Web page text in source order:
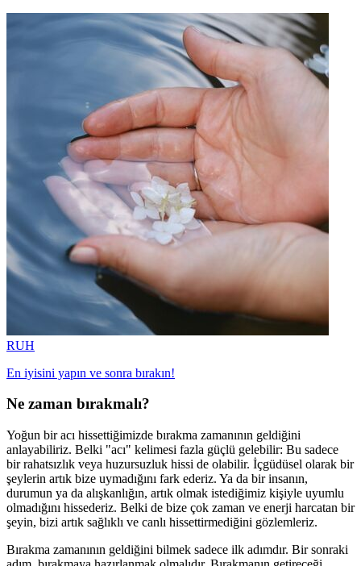
RUH
En iyisini yapın ve sonra bırakın!
Ne zaman bırakmalı?
Yoğun bir acı hissettiğimizde bırakma zamanının geldiğini
anlayabiliriz. Belki "acı" kelimesi fazla güçlü gelebilir: Bu sadece
bir rahatsızlık veya huzursuzluk hissi de olabilir. İçgüdüsel olarak bir
şeylerin artık bize uymadığını fark ederiz. Ya da bir insanın,
durumun ya da alışkanlığın, artık olmak istediğimiz kişiyle uyumlu
olmadığını hissederiz. Belki de bize çok zaman ve enerji harcatan bir
şeyin, bizi artık sağlıklı ve canlı hissettirmediğini gözlemleriz.
Bırakma zamanının geldiğini bilmek sadece ilk adımdır. Bir sonraki